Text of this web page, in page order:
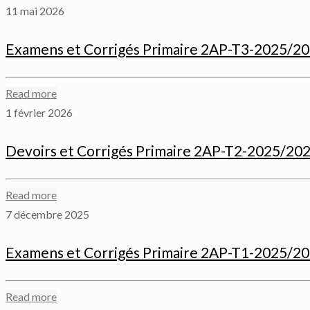
11 mai 2026
Examens et Corrigés Primaire 2AP-T3-2025/
Read more
1 février 2026
Devoirs et Corrigés Primaire 2AP-T2-2025/
Read more
7 décembre 2025
Examens et Corrigés Primaire 2AP-T1-2025/
Read more